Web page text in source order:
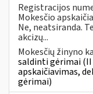
Registracijos
Mokesčio
Ne, neatsiranda.
akcizų...
Mokesčių žinyno
saldinti gėrimai (II
apskaičiavimas,
gėrimai)